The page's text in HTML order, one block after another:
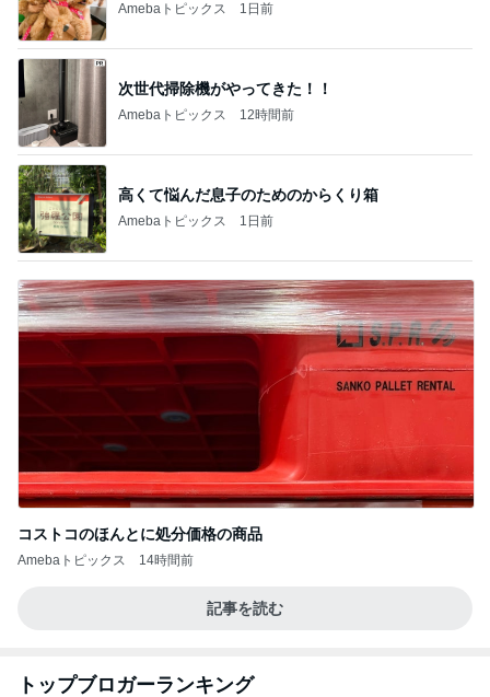
Amebaトピックス 1日前
次世代掃除機がやってきた！！
Amebaトピックス 12時間前
高くて悩んだ息子のためのからくり箱
Amebaトピックス 1日前
コストコのほんとに処分価格の商品
Amebaトピックス 14時間前
記事を読む
トップブロガーランキング